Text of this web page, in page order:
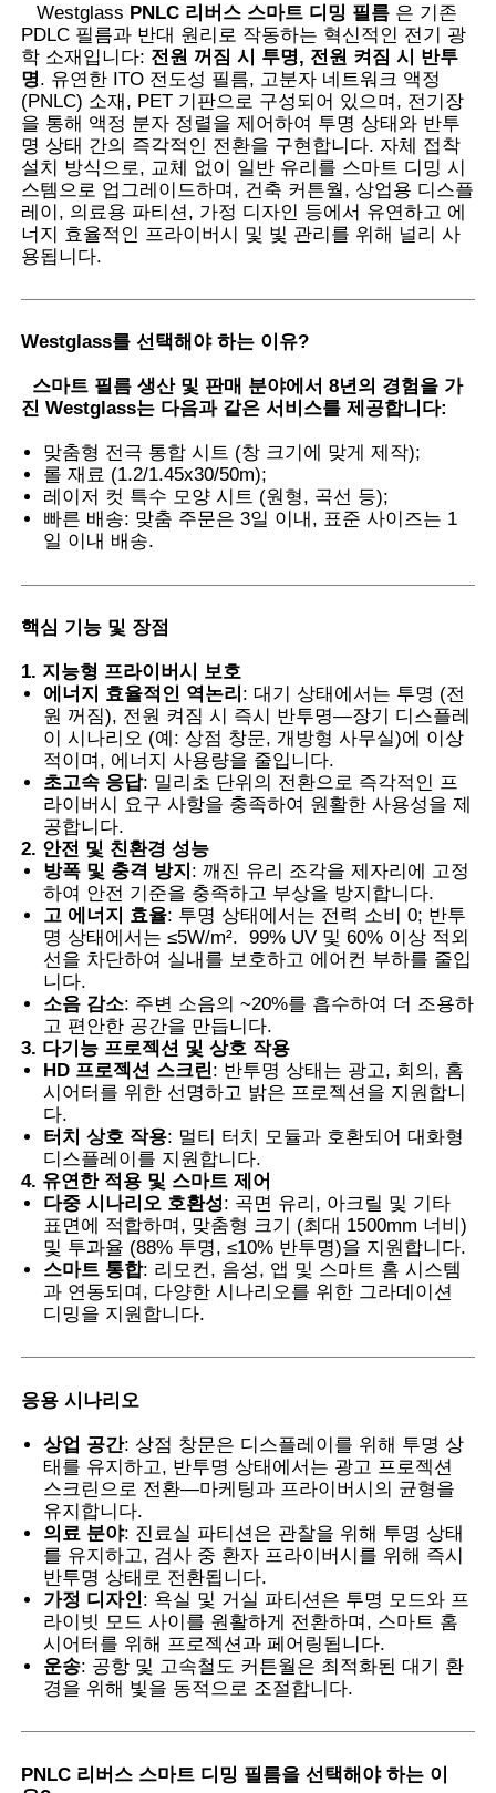
홈
제품 소개
회사 소개
품질 관리
연락처
견적 요청
자동차 도료 보호막
스마트 PDLC 필름
클리어 나노 세라믹 틴트
광색 필름
자동차 창문 색
스마트 pdlc 유리
PNLC 필름
접합 유리 PVB 중간막
Westglass PNLC 리버스 스마트 디밍 필름 은 기존
PDLC 필름과 반대 원리로 작동하는 혁신적인 전기 광
학 소재입니다: 전원 꺼짐 시 투명, 전원 켜짐 시 반투
명. 유연한 ITO 전도성 필름, 고분자 네트워크 액정
(PNLC) 소재, PET 기판으로 구성되어 있으며, 전기장
을 통해 액정 분자 정렬을 제어하여 투명 상태와 반투
명 상태 간의 즉각적인 전환을 구현합니다. 자체 접착
설치 방식으로, 교체 없이 일반 유리를 스마트 디밍 시
스템으로 업그레이드하며, 건축 커튼월, 상업용 디스플
레이, 의료용 파티션, 가정 디자인 등에서 유연하고 에
너지 효율적인 프라이버시 및 빛 관리를 위해 널리 사
용됩니다.
Westglass를 선택해야 하는 이유?
스마트 필름 생산 및 판매 분야에서 8년의 경험을 가
진 Westglass는 다음과 같은 서비스를 제공합니다:
맞춤형 전극 통합 시트 (창 크기에 맞게 제작);
롤 재료 (1.2/1.45x30/50m);
레이저 컷 특수 모양 시트 (원형, 곡선 등);
빠른 배송: 맞춤 주문은 3일 이내, 표준 사이즈는 1
일 이내 배송.
핵심 기능 및 장점
1. 지능형 프라이버시 보호
에너지 효율적인 역논리 : 대기 상태에서는 투명 (전
원 꺼짐), 전원 켜짐 시 즉시 반투명—장기 디스플레
이 시나리오 (예: 상점 창문, 개방형 사무실)에 이상
적이며, 에너지 사용량을 줄입니다.
초고속 응답: 밀리초 단위의 전환으로 즉각적인 프
라이버시 요구 사항을 충족하여 원활한 사용성을 제
공합니다.
2. 안전 및 친환경 성능
방폭 및 충격 방지 : 깨진 유리 조각을 제자리에 고정
하여 안전 기준을 충족하고 부상을 방지합니다.
고 에너지 효율: 투명 상태에서는 전력 소비 0; 반투
명 상태에서는 ≤5W/m². 99% UV 및 60% 이상 적외
선을 차단하여 실내를 보호하고 에어컨 부하를 줄입
니다.
소음 감소: 주변 소음의 ~20%를 흡수하여 더 조용하
고 편안한 공간을 만듭니다.
3. 다기능 프로젝션 및 상호 작용
HD 프로젝션 스크린: 반투명 상태는 광고, 회의, 홈
시어터를 위한 선명하고 밝은 프로젝션을 지원합니
다.
터치 상호 작용: 멀티 터치 모듈과 호환되어 대화형
디스플레이를 지원합니다.
4. 유연한 적용 및 스마트 제어
다중 시나리오 호환성: 곡면 유리, 아크릴 및 기타
표면에 적합하며, 맞춤형 크기 (최대 1500mm 너비)
및 투과율 (88% 투명, ≤10% 반투명)을 지원합니다.
스마트 통합: 리모컨, 음성, 앱 및 스마트 홈 시스템
과 연동되며, 다양한 시나리오를 위한 그라데이션
디밍을 지원합니다.
응용 시나리오
상업 공간: 상점 창문은 디스플레이를 위해 투명 상
태를 유지하고, 반투명 상태에서는 광고 프로젝션
스크린으로 전환—마케팅과 프라이버시의 균형을
유지합니다.
의료 분야: 진료실 파티션은 관찰을 위해 투명 상태
를 유지하고, 검사 중 환자 프라이버시를 위해 즉시
반투명 상태로 전환됩니다.
가정 디자인: 욕실 및 거실 파티션은 투명 모드와 프
라이빗 모드 사이를 원활하게 전환하며, 스마트 홈
시어터를 위해 프로젝션과 페어링됩니다.
운송: 공항 및 고속철도 커튼월은 최적화된 대기 환
경을 위해 빛을 동적으로 조절합니다.
PNLC 리버스 스마트 디밍 필름을 선택해야 하는 이